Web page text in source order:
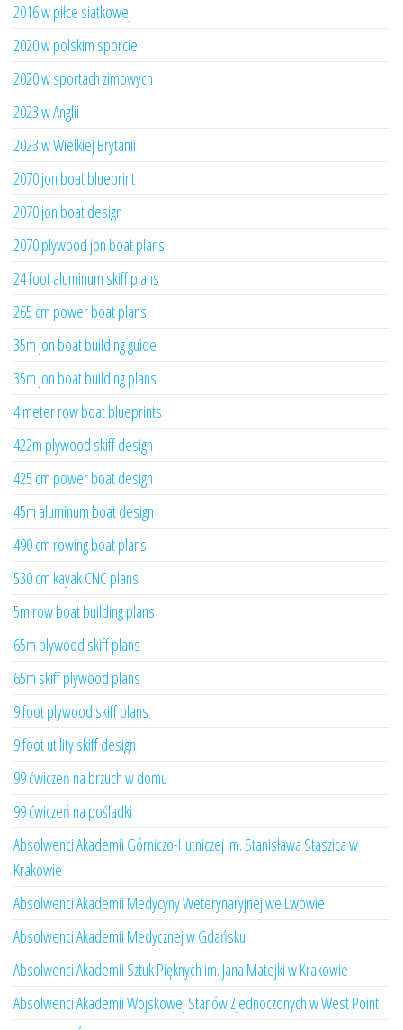
2016 w piłce siatkowej
2020 w polskim sporcie
2020 w sportach zimowych
2023 w Anglii
2023 w Wielkiej Brytanii
2070 jon boat blueprint
2070 jon boat design
2070 plywood jon boat plans
24 foot aluminum skiff plans
265 cm power boat plans
35m jon boat building guide
35m jon boat building plans
4 meter row boat blueprints
422m plywood skiff design
425 cm power boat design
45m aluminum boat design
490 cm rowing boat plans
530 cm kayak CNC plans
5m row boat building plans
65m plywood skiff plans
65m skiff plywood plans
9 foot plywood skiff plans
9 foot utility skiff design
99 ćwiczeń na brzuch w domu
99 ćwiczeń na pośladki
Absolwenci Akademii Górniczo-Hutniczej im. Stanisława Staszica w
Krakowie
Absolwenci Akademii Medycyny Weterynaryjnej we Lwowie
Absolwenci Akademii Medycznej w Gdańsku
Absolwenci Akademii Sztuk Pięknych im. Jana Matejki w Krakowie
Absolwenci Akademii Wojskowej Stanów Zjednoczonych w West Point